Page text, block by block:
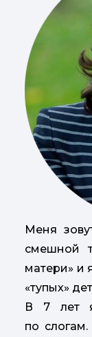
Меня
смешной
матери» и
«тупых»
В 7 лет
по